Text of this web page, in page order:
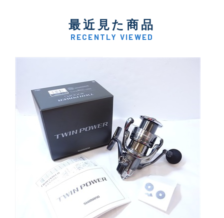
最近見た商品
RECENTLY VIEWED